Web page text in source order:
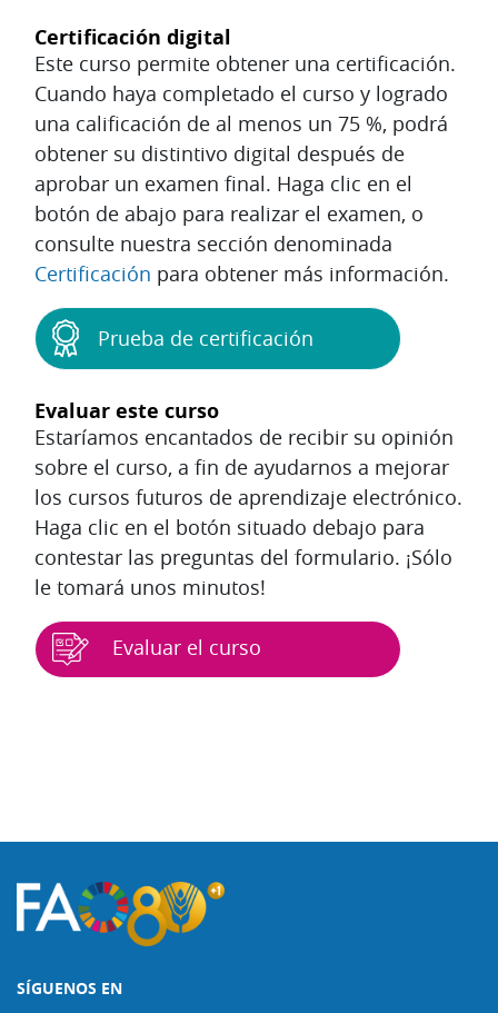
Certificación digital
Este curso permite obtener una certificación.
Cuando haya completado el curso y logrado
una calificación de al menos un 75 %, podrá
obtener su distintivo digital después de
aprobar un examen final. Haga clic en el
botón de abajo para realizar el examen, o
consulte nuestra sección denominada
Certificación para obtener más información.
Prueba de certificación
Evaluar este curso
Estaríamos encantados de recibir su opinión
sobre el curso, a fin de ayudarnos a mejorar
los cursos futuros de aprendizaje electrónico.
Haga clic en el botón situado debajo para
contestar las preguntas del formulario. ¡Sólo
le tomará unos minutos!
Evaluar el curso
SÍGUENOS EN